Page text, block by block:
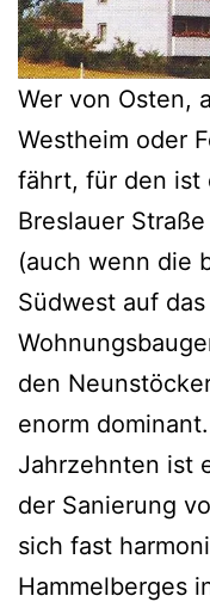
Wer von Osten,
Westheim oder
fährt, für den ist
Breslauer
(auch wenn die
Südwest auf
den
enorm
Jahrzehnten ist
der Sanierung
sich fast
Hammelberges